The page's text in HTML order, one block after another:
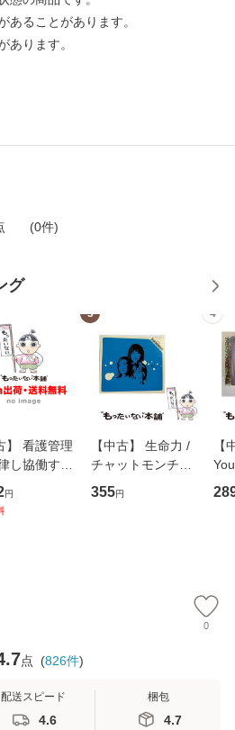
ることがあります。
ります。
(0件)
グ
】 看護管理
し協働する
の看護マネ
トスキル 改
円
3
【中古】 生命力 /
チャットモンチー /
キューンレコード
[CD]【メール便送
355円
4
【
のが
0
点 (826件)
配送スピード
4.6
梱包
4.7